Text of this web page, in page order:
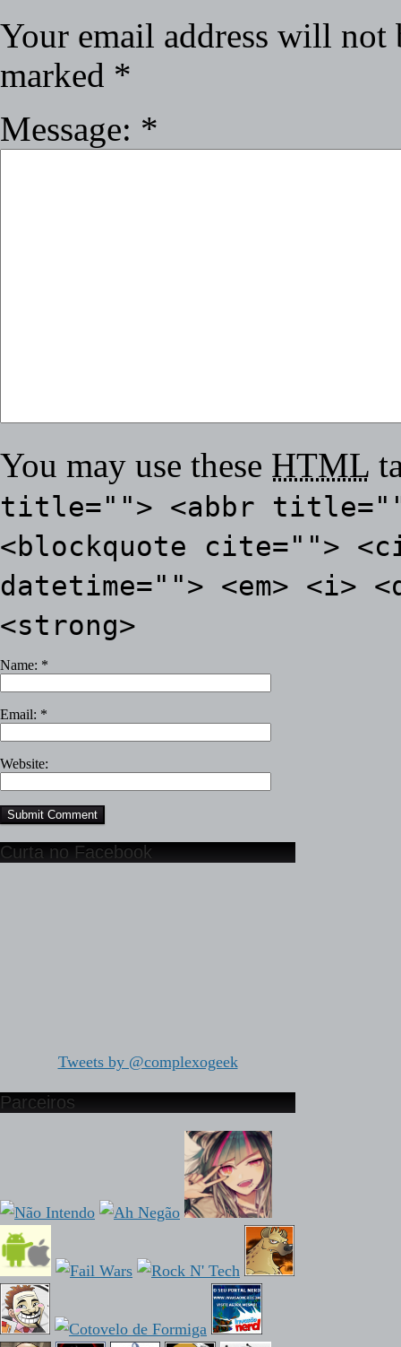
Your email address will not
marked *
Message: *
You may use these HTML
title=""> <abbr
<blockquote cite="">
datetime=""> <em> <i>
<strong>
Name: *
Email: *
Website:
Curta no Facebook
Tweets by @complexogeek
Parceiros